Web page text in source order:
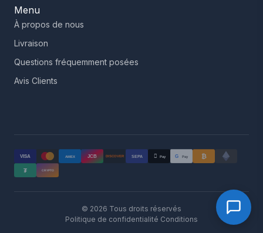
Menu
À propos de nous
Livraison
Questions fréquemment posées
Avis Clients
VISA AMEX JCB DISCOVER SEPA  Pay G Pay ₿
₮ CRYPTO
© 2026 Tous droits réservés
Politique de confidentialité Conditions